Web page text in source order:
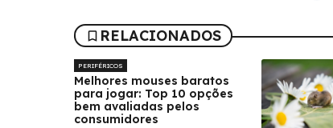
RELACIONADOS
PERIFÉRICOS
Melhores mouses baratos
para jogar: Top 10 opções
bem avaliadas pelos
consumidores